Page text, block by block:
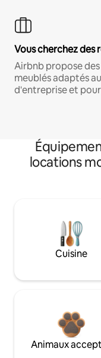
Vous cherchez des
Airbnb propose
meublés adaptés
d'entreprise et
locations
Cuisine
Animaux